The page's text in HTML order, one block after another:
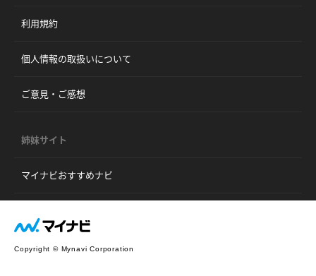
利用規約
個人情報の取扱いについて
ご意見・ご感想
姉妹サイト
マイナビおすすめナビ
Copyright © Mynavi Corporation